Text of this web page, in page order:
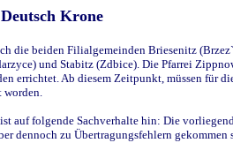
Krone
die beiden Filialgemeinden Briesenitz
und Stabitz (Zdbice). Die Pfarrei
Ab diesem Zeitpunkt, müssen für
auf folgende Sachverhalte hin: Die
dennoch zu Übertragungsfehlern